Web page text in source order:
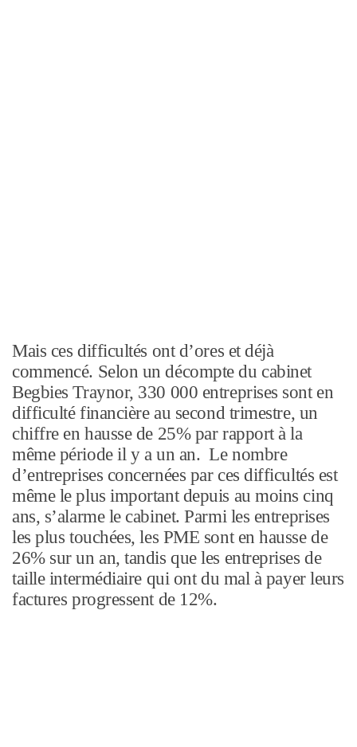
Mais ces difficultés ont d’ores et déjà
commencé. Selon un décompte du cabinet
Begbies Traynor, 330 000 entreprises sont en
difficulté financière au second trimestre, un
chiffre en hausse de 25% par rapport à la
même période il y a un an. Le nombre
d’entreprises concernées par ces difficultés est
même le plus important depuis au moins cinq
ans, s’alarme le cabinet. Parmi les entreprises
les plus touchées, les PME sont en hausse de
26% sur un an, tandis que les entreprises de
taille intermédiaire qui ont du mal à payer leurs
factures progressent de 12%.